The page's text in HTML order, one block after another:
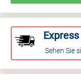
Sehen Sie